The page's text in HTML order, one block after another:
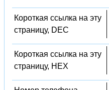
Короткая ссылка на эту
страницу, DEC
Короткая ссылка на эту
страницу, HEX